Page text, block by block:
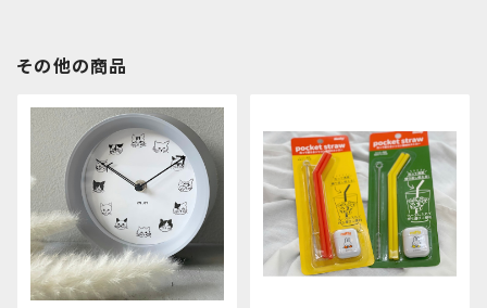
その他の商品